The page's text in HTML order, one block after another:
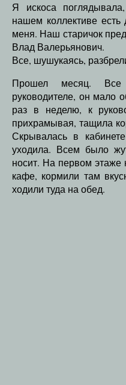
Я искоса
нашем коллективе
меня. Наш старичок
Влад Валерьянович.
Все, шушукаясь,
Прошел месяц. Все
руководителе, он мало
раз в неделю, к
прихрамывая, тащила
Скрывалась в
уходила. Всем было
носит. На первом этаже
кафе, кормили там
ходили туда на обед.